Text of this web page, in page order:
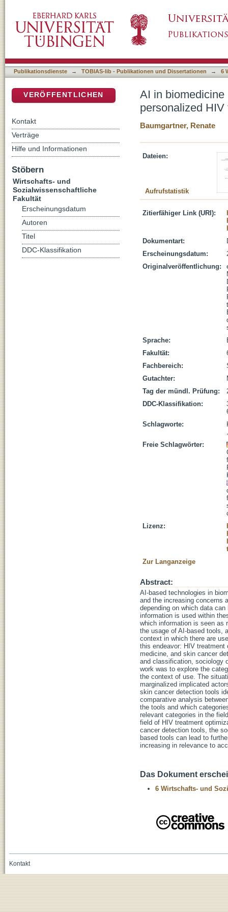
cancer detection tools
Publikationsdienste → TOBIAS-lib - Publikationen und Dissertationen → 6
AI in
personalized
Baumgartner, Renate
Dateien:
Aufrufstatistik
Zitierfähiger Link (URI):
Dokumentart:
Erscheinungsdatum:
Originalveröffentlichung:
Sprache:
Fakultät:
Fachbereich:
Gutachter:
Tag der mündl. Prüfung:
DDC-Klassifikation:
Schlagworte:
Freie Schlagwörter:
Lizenz:
Zur Langanzeige
Abstract:
AI-based technologies in
and the increasing concerns
depending on which data
information is used within
which information is seen as
the usage of AI-based tools,
context in which there are
this endeavor: HIV
medicine, and skin cancer
and classification, sociology
work was to explore the
the context of use. The
marginalized implicated
skin cancer detection tools
comparative analysis
the tools and which
relevant categories in the
field of HIV treatment
cancer detection tools, the
based tools can lead to
increasing in relevance to
Das Dokument
6 Wirtschafts- und
VERÖFFENTLICHEN
Kontakt
Verträge
Hilfe und Informationen
Stöbern
Wirtschafts- und
Sozialwissenschaftliche
Fakultät
Erscheinungsdatum
Autoren
Titel
DDC-Klassifikation
Kontakt